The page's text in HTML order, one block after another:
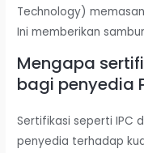
Technology)
Ini memberikan
Mengapa
bagi penyedia
Sertifikasi seperti IPC
penyedia terhadap